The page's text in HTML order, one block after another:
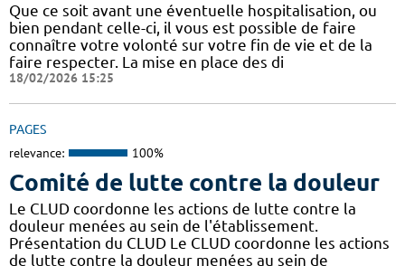
Que ce soit avant une éventuelle hospitalisation, ou
bien pendant celle-ci, il vous est possible de faire
connaître votre volonté sur votre fin de vie et de la
faire respecter. La mise en place des di
18/02/2026 15:25
PAGES
relevance: 100%
Comité de lutte contre la douleur
Le CLUD coordonne les actions de lutte contre la
douleur menées au sein de l'établissement.
Présentation du CLUD Le CLUD coordonne les actions
de lutte contre la douleur menées au sein de